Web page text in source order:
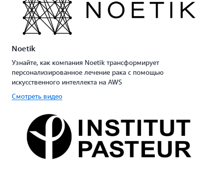
Noetik
Узнайте, как компания Noetik трансформирует
персонализированное лечение рака с помощью
искусственного интеллекта на AWS
Смотреть видео